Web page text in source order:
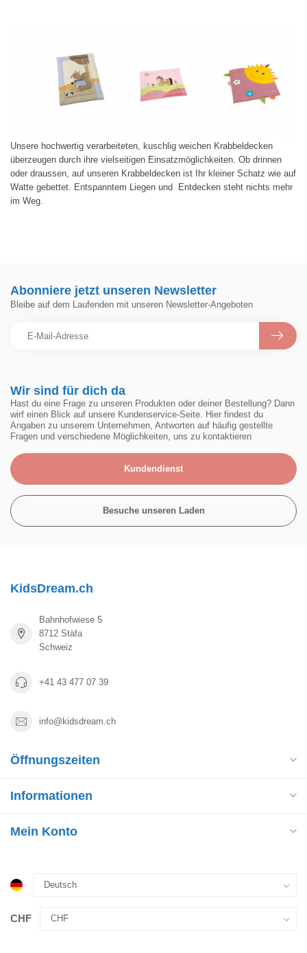
Unsere hochwertig verarbeiteten, kuschlig weichen Krabbeldecken
überzeugen durch ihre vielseitigen Einsatzmöglichkeiten. Ob drinnen
oder draussen, auf unseren Krabbeldecken ist Ihr kleiner Schatz wie auf
Watte gebettet. Entspanntem Liegen und Entdecken steht nichts mehr
im Weg.
Wir sind für dich da
Hast du eine Frage zu unseren Produkten oder deiner Bestellung? Dann
wirf einen Blick auf unsere Kundenservice-Seite. Hier findest du
Angaben zu unserem Unternehmen, Antworten auf häufig gestellte
Fragen und verschiedene Möglichkeiten, uns zu kontaktieren
Kundendienst
Besuche unseren Laden
Abonniere jetzt unseren Newsletter
Bleibe auf dem Laufenden mit unseren Newsletter-Angeboten
KidsDream.ch
Bahnhofwiese 5
8712 Stäfa
Schweiz
+41 43 477 07 39
info@kidsdream.ch
Öffnungszeiten
Informationen
Mein Konto
CHF